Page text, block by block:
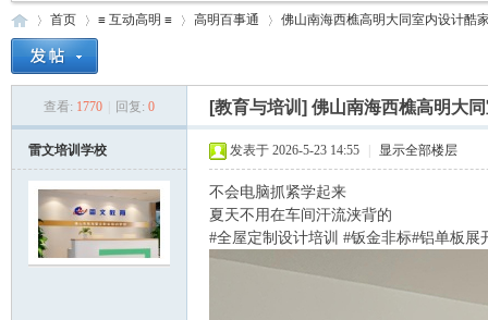
索
首页
›
≡ 互动高明 ≡ 高明百事通
›
佛山南海西樵高明大同室内设计酷
查看: 1770 回复: 0 [教育与培训] 佛山南海西樵高明大
雷文培训学校 发表于 2026-5-23 14:55 显示全部楼层
不会电脑抓紧学起来
夏天不用在车间汗流浃背的
#全屋定制设计培训 #钣金非标#铝单板展